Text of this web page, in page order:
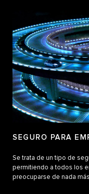
SEGURO PARA
Se trata de un tipo de
permitiendo a todos los
preocuparse de nada